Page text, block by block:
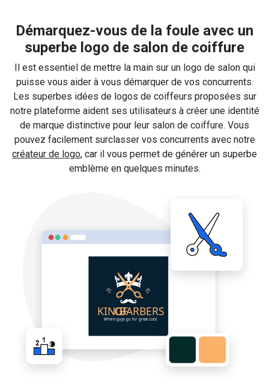
Démarquez-vous de la foule avec un
superbe logo de salon de coiffure
Il est essentiel de mettre la main sur un logo de salon qui
puisse vous aider à vous démarquer de vos concurrents.
Les superbes idées de logos de coiffeurs proposées sur
notre plateforme aident ses utilisateurs à créer une identité
de marque distinctive pour leur salon de coiffure. Vous
pouvez facilement surclasser vos concurrents avec notre
créateur de logo, car il vous permet de générer un superbe
emblème en quelques minutes.